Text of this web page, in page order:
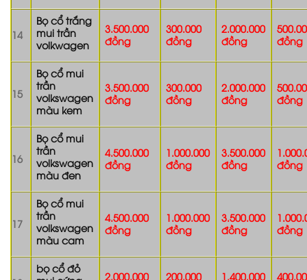
14
Bọ cổ trắng
mui trần
volkwagen
3.500.000
đồng
300.000
đồng
2.000.000
đồng
đồng
15
Bọ cổ mui
trần
volkswagen
màu kem
3.500.000
đồng
300.000
đồng
2.000.000
đồng
đồng
16
Bọ cổ mui
trần
volkswagen
màu đen
4.500.000
đồng
1.000.000
đồng
3.500.000
đồng
đồng
17
Bọ cổ mui
trần
volkswagen
màu cam
4.500.000
đồng
1.000.000
đồng
3.500.000
đồng
đồng
bọ cổ đỏ
2.000.000 200.000 1.400.000